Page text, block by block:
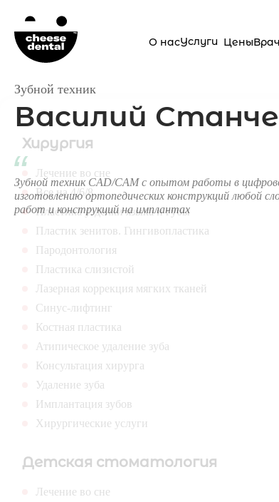
О насУслуги Цены
Хирургия
Лечение во сне
Все на 4/6/8
Пластика уздечки языка и губы
Пластик зенитов. Гингивопластика
Пародонтология
Пластика слизистой
Лазерная коррекция мягких тканей
Синус-лифтинг
Костная пластика
Атипическое удаление зуба
Консультация хирурга
Удаление зуба
Имплантация зубов
Хирургические услуги
Детская стоматология
Лечение во сне
Зубной техник
Василий
Зубной техник CAD/CAM с опытом работы в
изготовлению ортопедических конструкций любой
работ и конструкций на имплантах